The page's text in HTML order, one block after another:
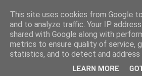
This site uses cookies from Google
and to analyze traffic. Your IP
shared with Google along with
metrics to ensure quality of service,
statistics, and to detect and address
LEARN MORE